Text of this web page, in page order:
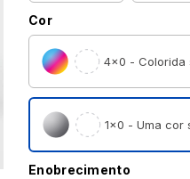
Cor
4×0 - Colorida
1×0 - Uma cor
Enobrecimento